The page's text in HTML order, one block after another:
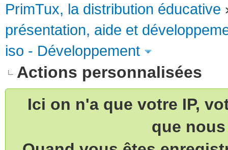
PrimTux, la distribution éducative
présentation, aide et
iso - Développement
Actions personnalisées
Ici on n'a que votre IP,
que